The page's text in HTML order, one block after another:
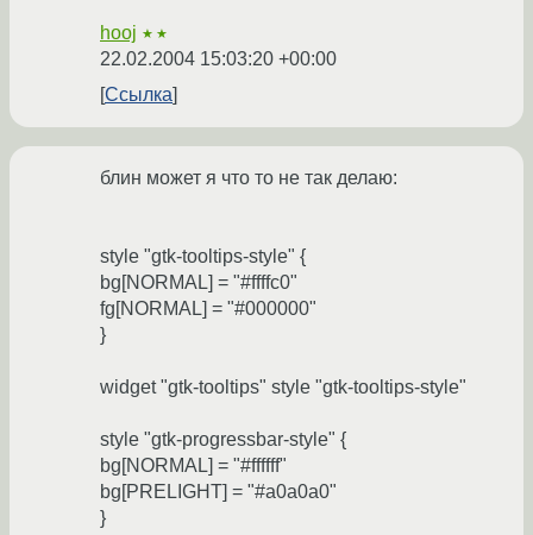
hooj ★★
22.02.2004 15:03:20 +00:00
Ссылка
блин может я что то не так делаю:
style "gtk-tooltips-style" {
bg[NORMAL] = "#ffffc0"
fg[NORMAL] = "#000000"
}
widget "gtk-tooltips" style "gtk-tooltips-style"
style "gtk-progressbar-style" {
bg[NORMAL] = "#ffffff"
bg[PRELIGHT] = "#a0a0a0"
}